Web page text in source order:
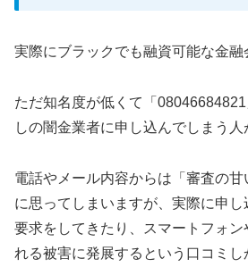
実際にブラックでも融資可能な金融
ただ知名度が低くて「
しの闇金業者に申し込んでしまう人
電話やメール内容からは「審査の甘
に思ってしまいますが、実際に申
要求をしてきたり、スマートフォ
れる被害に発展するという口コミし